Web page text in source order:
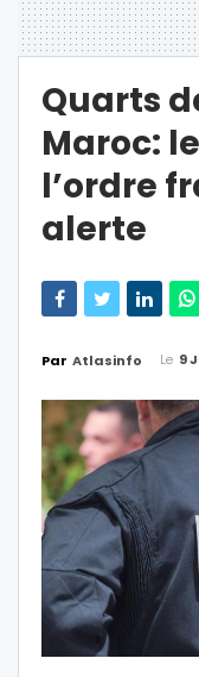
Quarts
Maroc:
l’ordre
alerte
Par Atlasinfo Le 9